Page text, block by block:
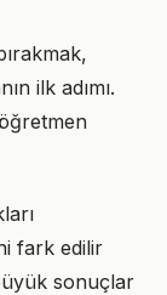
ilk adımı.
fark edilir
sonuçlar